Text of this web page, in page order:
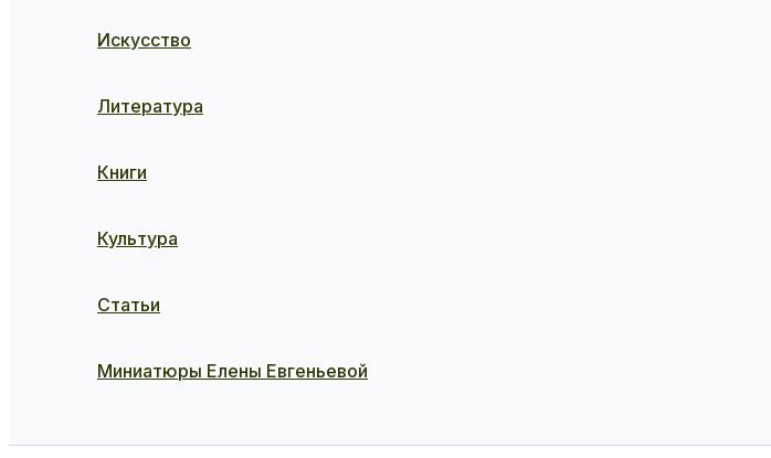
Искусство
Литература
Книги
Культура
Статьи
Миниатюры Елены Евгеньевой